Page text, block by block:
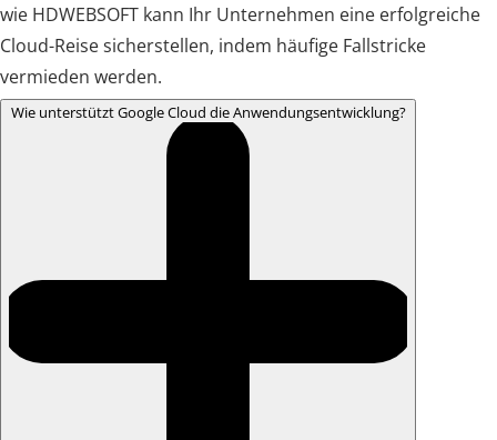
wie HDWEBSOFT kann Ihr Unternehmen eine erfolgreiche
Cloud-Reise sicherstellen, indem häufige Fallstricke
vermieden werden.
Wie unterstützt Google Cloud die Anwendungsentwicklung?